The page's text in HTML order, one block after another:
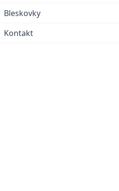
Bleskovky
Kontakt